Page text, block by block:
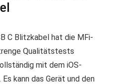
C Blitzkabel hat die MFi-
Qualitätstests
mit dem iOS-
kann das Gerät und den